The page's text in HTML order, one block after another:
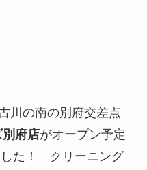
川の南の別府交差点
府店がオープン予定
た！ クリーニング